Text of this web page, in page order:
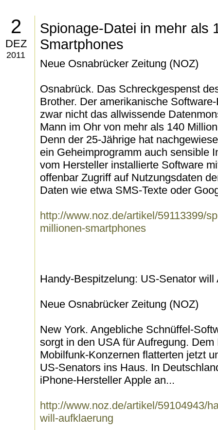
2
DEZ
2011
Spionage-Datei in mehr als
Smartphones
Neue Osnabrücker Zeitung (NOZ)
Osnabrück. Das Schreckgespenst
Brother. Der amerikanische
zwar nicht das allwissende
Mann im Ohr von mehr als 140
Denn der 25-Jährige hat
ein Geheimprogramm auch sensible
vom Hersteller installierte Software
offenbar Zugriff auf Nutzungsdaten
Daten wie etwa SMS-Texte oder
http://www.noz.de/artikel/59113399/
millionen-smartphones
Handy-Bespitzelung: US-Senator will
Neue Osnabrücker Zeitung (NOZ)
New York. Angebliche Schnüffel-
sorgt in den USA für Aufregung.
Mobilfunk-Konzernen flatterten jetzt
US-Senators ins Haus. In
iPhone-Hersteller Apple an...
http://www.noz.de/artikel/59104943/
will-aufklaerung